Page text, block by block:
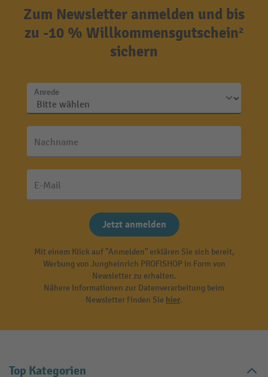
Zum Newsletter anmelden und bis
zu -10 % Willkommensgutschein²
sichern
Anrede
Nachname
E-Mail
Jetzt anmelden
Mit einem Klick auf "Anmelden" erklären Sie sich bereit,
Werbung von Jungheinrich PROFISHOP in Form von
Newsletter zu erhalten.
Nähere Informationen zur Datenverarbeitung beim
Newsletter finden Sie hier.
Top Kategorien